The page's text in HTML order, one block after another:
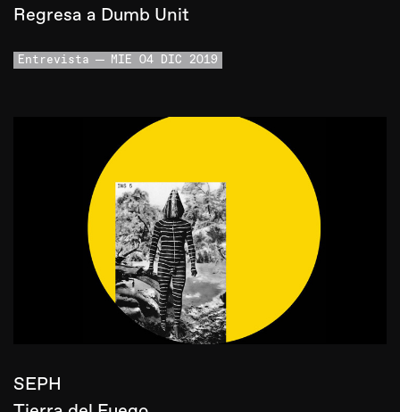
Regresa a Dumb Unit
Entrevista MIE 04 DIC 2019
SEPH